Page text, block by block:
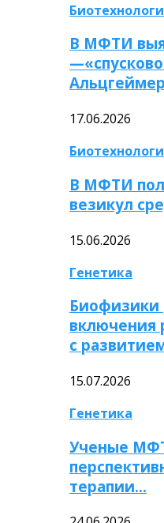
В МФТИ
17.06.2026
В МФТИ
везикул
15.06.2026
Генетика
Биофизики
включения
с
15.07.2026
Генетика
Ученые
терапии…